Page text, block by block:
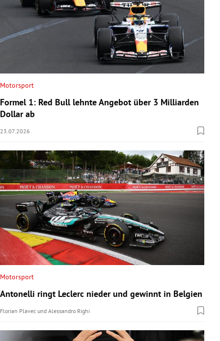
Motorsport
Formel 1: Red Bull lehnte Angebot über 3 Milliarden
Dollar ab
23.07.2026
Motorsport
Antonelli ringt Leclerc nieder und gewinnt in Belgien
Florian Plavec und Alessandro Righi